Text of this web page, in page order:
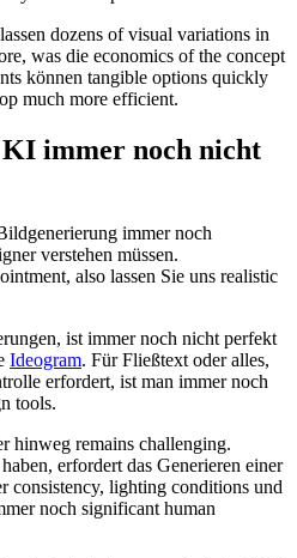
dozens of visual variations in
was die economics of the concept
können tangible options quickly
much more efficient.
immer noch nicht
immer noch
verstehen müssen.
also lassen Sie uns realistic
ist immer noch nicht perfekt
Ideogram. Für Fließtext oder alles,
erfordert, ist man immer noch
tools.
hinweg remains challenging.
erfordert das Generieren einer
consistency, lighting conditions und
noch significant human